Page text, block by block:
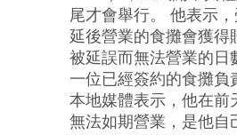
尾才會舉行。 他表示
延後營業的食攤會獲得
被延誤而無法營業的日
一位已經簽約的食攤負
本地媒體表示，他在前
無法如期營業，是他自